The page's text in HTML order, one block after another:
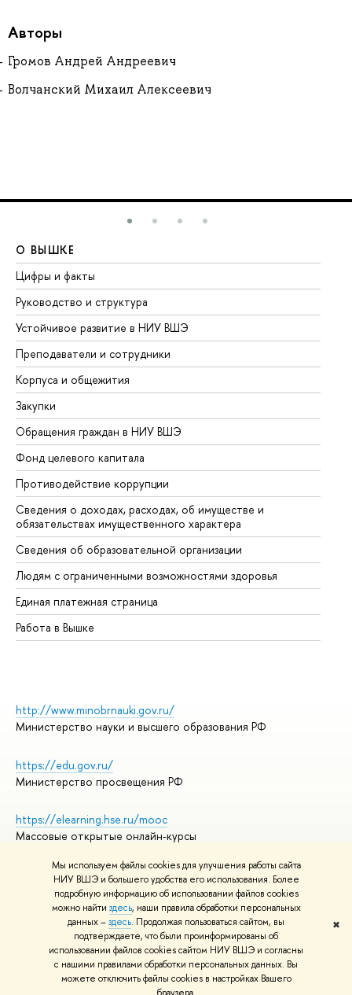
Мы используем файлы cookies для улучшения работы сайта
НИУ ВШЭ и большего удобства его использования. Более
подробную информацию об использовании файлов cookies
можно найти здесь, наши правила обработки персональных
данных –здесь. Продолжая пользоваться сайтом, вы
подтверждаете, что были проинформированы об
использовании файлов cookies сайтом НИУ ВШЭ и согласны
с нашими правилами обработки персональных данных. Вы
можете отключить файлы cookies в настройках Вашего
✖
Авторы
Громов Андрей Андреевич
Волчанский Михаил Алексеевич
О ВЫШКЕ
Цифры и факты
Руководство и структура
Устойчивое развитие в НИУ ВШЭ
Преподаватели и сотрудники
Корпуса и общежития
Закупки
Обращения граждан в НИУ ВШЭ
Фонд целевого капитала
Противодействие коррупции
Сведения о доходах, расходах, об имуществе и
обязательствах имущественного характера
Сведения об образовательной организации
Людям с ограниченными возможностями здоровья
Единая платежная страница
Работа в Вышке
http://www.minobrnauki.gov.ru/
Министерство науки и высшего образования РФ
https://edu.gov.ru/
Министерство просвещения РФ
https://elearning.hse.ru/mooc
Массовые открытые онлайн-курсы
© НИУ ВШЭ 1993–2026
Адреса и контакты
Условия использования материалов
Политика конфиденциальности
Правила применения рекомендательных технологий в НИУ ВШЭ
Карта сайта